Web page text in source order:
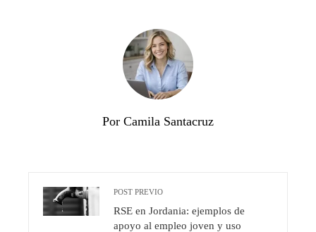
Por Camila Santacruz
POST PREVIO
RSE en Jordania: ejemplos de
apoyo al empleo joven y uso